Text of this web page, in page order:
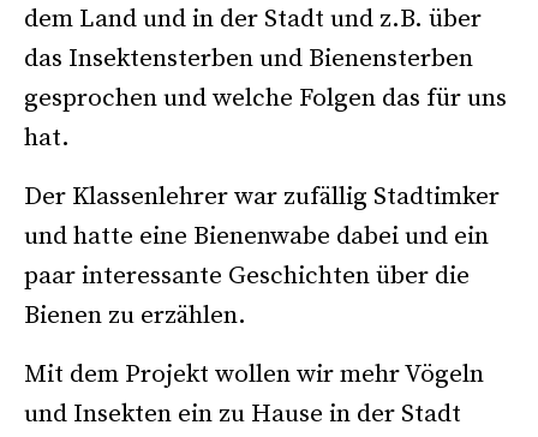
dem Land und in der Stadt und z.B. über
das Insektensterben und Bienensterben
gesprochen und welche Folgen das für uns
hat.
Der Klassenlehrer war zufällig Stadtimker
und hatte eine Bienenwabe dabei und ein
paar interessante Geschichten über die
Bienen zu erzählen.
Mit dem Projekt wollen wir mehr Vögeln
und Insekten ein zu Hause in der Stadt